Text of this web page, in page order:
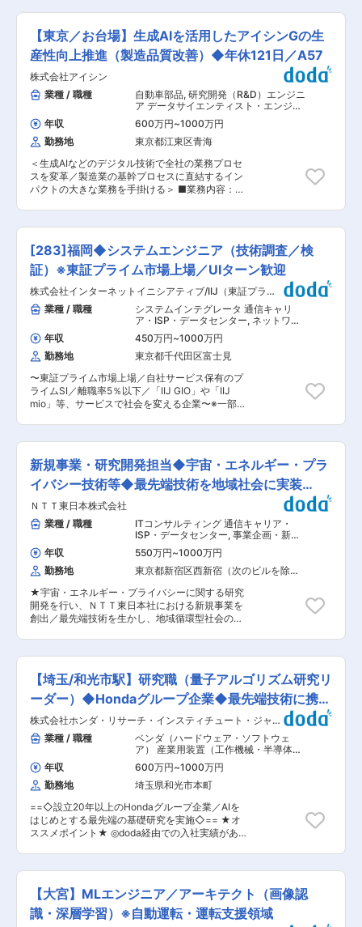
きる →全社横断のDXを予算に縛られず自由に
推進でき、幅広いメンバーへのアプローチが可能
です 【開発環境・現場】 ■チーム体制 ・配属：
情報システム室 ・室長：１名、基幹システム開発
担当：１明、端末管理担当：１名、DX推進担
当：２名、社内インフラ担当：１名（2025年4月
時点） ・平均年齢：45.8歳（2025年4月時点）
■開発環境 〈サーバー環境〉Vmware vSphere
〈VDI環境〉Ctrix Xenserver 〈システム環境〉
OS：Windows DB：SQLServer 開発言語等：
ClassicASP、C、C#、VB、Javascript、XML 変
更の範囲：会社の定める業務
特徴抽出・大規模品番の類似検索エンジン構築・
過去見積実績を活用した見積支援など、調達プロ
セスの高度化を推進します。 ■業務詳細： 【大
規模類似検索】 数百万品番規模の図面に対する形
状特徴量ベースの類似検索エンジン構築、検索精
度の評価・改善 【見積支援AI】 類似図面と過去
見積実績のマッチング、見積根拠の提示、AIエー
ジェントによる見積効率化 【図面特徴抽出】 品
番・形状特徴・寸法の自動認識、類似検索に最適
化した特徴量設計 【検索精度の継続改善】 フィ
ードバックループ設計、特徴量・類似度指標のチ
ューニング、類似根拠の可視化 【チーム連携】
業務部門・外部パートナーとの要件調整 ■組織の
ミッション： BRデジタル革新部は、生成AIを始
めとしたデジタル技術で全社の業務プロセスを変
革するための開発・実装を担う組織です。本ポジ
似検索と見積プロセスの自動化に関する技術開発
を担っていただきます。 ■業務での英語使用：
メール／ほとんどない 資料・文書読解／時々ある
電話会議・商談／ほとんどない 駐在／基本的にな
い ■業務のやりがい： ・数百万品番規模の図面
資産を対象に、類似検索・自動認識を実現する技
術的チャレンジ ・調達見積業務の大幅な効率化・
標準化という、全社的に波及効果の大きいテーマ
・年間数万件規模の実業務に適用されるため、技
術改善の効果を定量的に実感できる開発環境 ■募
集背景： 年間数万件規模の調達見積業務におい
て、数百万品番規模の図面資産から類似図面を選
定し、過去実績に基づく見積を行っています。図
より、調達業務の大幅な効率化・標準化が見込ま
れることから、この変革を加速するため、マルチ
で即戦力となる人材を募集します。 変更の範囲：
技術職・事務職・技能職業務
【東京／お台場】生成AIを活用したアイシンGの生
産性向上推進（製造品質改善）◆年休121日／A57
株式会社アイシン
業種 / 職種
自動車部品, 研究開発（R&D）エンジニ
ア データサイエンティスト・エンジニ
アリング
年収 600万円~1000万円
勤務地
東京都江東区青海
＜生成AIなどのデジタル技術で全社の業務プロセ
スを変革／製造業の基幹プロセスに直結するイン
パクトの大きな業務を手掛ける＞ ■業務内容：
基づく自動チェック・過去品質不具合との照合な
ど、製造品質の向上に直結するAIエージェントの
設計・実装を推進します。 ■業務詳細： 【製造
性評価AI】 製造ルール・品質不具合に基づく設計
形状の自動チェック、素材・工法ごとの判断ロジ
ック設計・実装 【製造知見の構造化】 図面・仕
様書・不具合履歴を横断活用するナレッジ基盤構
築、製造ルールの体系化 【図面情報抽出】 OCR
＋レイアウト解析による形状・注記・寸法の自動
認識 【設計・製造連携】 製造性チェック結果の
可視化・修正提案、設計変更の製造影響評価 【チ
ーム連携】 業務部門・外部パートナーとの要件調
整 ■組織のミッション： BRデジタル革新部は、
生成AIを始めとしたデジタル技術で全社の業務プ
ロセスを変革するための開発・実装を担う組織で
す。本ポジションは製造プロセスにおけるAIエー
セス高度化を担っていただきます。 ■業務での英
語使用： メール／ほとんどない 資料・文書読解
／時々ある 電話会議・商談／ほとんどない 駐在
／基本的にない ■業務のやりがい： ・多様な素
材・工法にわたる製造プロセスの判断精度をAIで
高度化する技術的チャレンジ ・品質向上・リード
タイム短縮など製造業の基幹プロセスに直結する
インパクトの大きさ ・製造現場と密接に連携し、
AI技術が品質・生産性に反映される手応えを直接
得られる開発環境 ■募集背景： 設計形状が製造
要件を満たしているかの確認には、素材・工法ご
との専門知識と過去の品質不具合を踏まえた高度
な判断が求められ、豊富な製造知見が蓄積されて
断支援を通じて設計・製造間のリードタイム短縮
と品質向上を実現するため、マルチモーダルAIを
を牽引していただける方を募集します。 変更の範
囲：技術職・事務職・技能職業務
[283]福岡◆システムエンジニア（技術調査／検
証）※東証プライム市場上場／UIターン歓迎
株式会社インターネットイニシアティブ/IIJ（東証プライ
ム）
業種 / 職種
システムインテグレータ 通信キャリ
ア・ISP・データセンター, ネットワー
クエンジニア（設計構築） 研究開発
（R&D）エンジニア
年収 450万円~1000万円
勤務地
東京都千代田区富士見
〜東証プライム市場上場／自社サービス保有のプ
ライムSI／離職率5％以下／「IIJ GIO」や「IIJ
mio」等、サービスで社会を変える企業〜※一部在
る技術の調査検証を担当して頂きます。検証テー
マはネットワークやクラウド、アプリケーション
など、ニーズとシーズのバランスを考慮し半期ご
とに決定します。またプロジェクトに携わる現場
部隊の裏方として、技術的な支援を行って頂くこ
ともあります。新しくできた人数も少ない部署で
すので、将来的には課の中心メンバーとして活躍
して頂きたいと思います。 ★魅力★ ・ 一定期間
集中して特定の技術に取り組むことができる点 ・
将来を見据えた新しい技術に取り組むことができ
る点 ・ 新しい技術を使った新規ビジネスの立ち
上げに関わることができる点 ■組織と社風： 社
員は自分の会社が日本のインターネットをリード
してきたという誇りをもって仕事に取り組んでい
ます。離職率は非常に低く、数パーセントです。
社員数2900名以上の規模ではありますが、組織
して、現場の声に敏感に反応し、アイデアを積極
的に吸い上げ、年齢に関係なくよい提案であれば
即実行されます。自身が何をしたいか、どんなこ
とを実現させたいか、といった具体的な目標や仕
事のビジョンを持っている方にとっては、この上
なく自由でやりやすい環境と言えます。 変更の範
新規事業・研究開発担当◆宇宙・エネルギー・プラ
イバシー技術等◆最先端技術を地域社会に実装
※G3015
ＮＴＴ東日本株式会社
業種 / 職種
ITコンサルティング 通信キャリア・
ISP・データセンター, 事業企画・新規
事業開発 研究開発（R&D）エンジニア
年収 550万円~1000万円
勤務地
東京都新宿区西新宿（次のビルを除
★宇宙・エネルギー・プライバシーに関する研究
開発を行い、ＮＴＴ東日本社における新規事業を
創出／最先端技術を生かし、地域循環型社会の実
など※に関する研究開発業務。 各領域における、
業界調査・スタートアップ連携・技術評価・プロ
トタイプ開発など ※能力や経験に応じていずれか
のいずれかの分野を重点的に担当いただきます。
■MISSION 『世界の最先端技術を地域社会に実
装し、お客様と共にソーシャルイノベーションを
起こす』ための、戦略的な情報収集と技術蓄積、
関係者とのオープンな連携スキームの構築、オー
プンイノベーションによる新たな事業の創出 ■業
務詳細 （1） 宇宙／エネルギー／プライバシー技
術に関する業界動向、技術動向、スタートアップ
企業等についての情報収集および収集した情報の
データベース化 （2）（1）で収集した技術のうち
NTT東日本のアセットとのシナジーが見込まれる
技術の目利きおよび技術評価の企画・立案 （3）
（2）で企画・立案した技術評価の実行（パート
整） （4）（3）で評価した技術のプロダクト化
を見据えたプロトタイプの企画・立案・開発 ※経
験や案件のボリュームに応じて（1）〜（4）のう
【埼玉/和光市駅】研究職（量子アルゴリズム研究リ
ーダー）◆Hondaグループ企業◆最先端技術に携わ
る
株式会社ホンダ・リサーチ・インスティチュート・ジャパ
ン
業種 / 職種
ベンダ（ハードウェア・ソフトウェ
ア） 産業用装置（工作機械・半導体製
造装置・ロボットなど）
（R&D）エンジニア 基礎研究・先行開
発・要素技術開発
年収 600万円~1000万円
勤務地
埼玉県和光市本町
==◇設立20年以上のHondaグループ企業／AIを
はじめとする最先端の基礎研究を実施◇== ★オ
ススメポイント★ ◎doda経由での入社実績があ
間休日121日で働きやすい環境！ ◎外国籍研究員
も多数在籍。グローバルな研究環境です！ ■会社
概要： 株式会社ホンダ・リサーチ・インスティチ
ュート・ジャパンは、Hondaグループの研究機関
として2003年に設立され、AIをはじめとする先
【大宮】MLエンジニア／アーキテクト（画像認
識・深層学習）※自動運転・運転支援領域